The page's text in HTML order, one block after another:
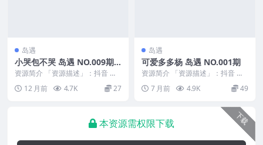
岛遇
小哭包不哭 岛遇 NO.009期
最新至：2025.8.14
资源简介 「资源描述」：抖音 小
哭包不哭 岛遇 NO.009期 【11P1
V】最...
12 月前 4.7K 27
岛遇
可爱多多杨 岛遇 NO.001期
资源简介 「资源描述」：抖音 可
爱多多杨 岛遇 NO.001期 【15P7
V】 ...7 月前 4.9K 49
下载
本资源需权限下载